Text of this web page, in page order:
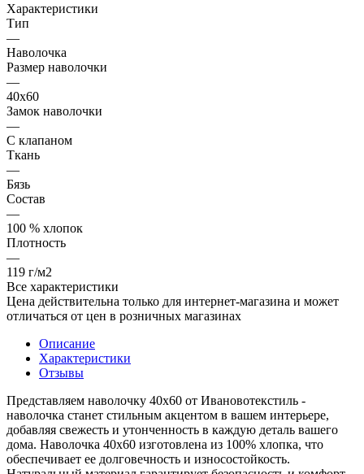
Характеристики
Тип
—
Наволочка
Размер наволочки
—
40x60
Замок наволочки
—
С клапаном
Ткань
—
Бязь
Состав
—
100 % хлопок
Плотность
—
119 г/м2
Все характеристики
Цена действительна только для интернет-магазина и может
отличаться от цен в розничных магазинах
Описание
Характеристики
Отзывы
Представляем наволочку 40х60 от Ивановотекстиль -
наволочка станет стильным акцентом в вашем интерьере,
добавляя свежесть и утонченность в каждую деталь вашего
дома. Наволочка 40х60 изготовлена из 100% хлопка, что
обеспечивает ее долговечность и износостойкость.